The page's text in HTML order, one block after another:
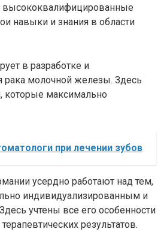
высококвалифицированные
навыки и знания в области
в разработке и
рака молочной железы. Здесь
которые максимально
при лечении зубов
усердно работают над тем,
индивидуализированным и
учтены все его особенности
результатов.